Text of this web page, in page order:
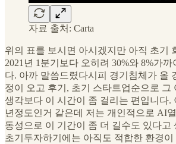
자료 출처: Carta
위의 표를 보시면 아시겠지만 아직 초기
2021년 1분기보다 오히려 30%와 8%가까
다. 아까 말씀드렸다시피 경기침체가 올
정이 오고 후기, 초기 스타트업순으로 그
생각보다 이 시간이 좀 걸리는 편입니다.
년정도인거 같은데 저는 개인적으로 AI
동성으로 이 기간이 좀 더 길수도 있다고
초기투자하기에는 아직도 적합한 환경